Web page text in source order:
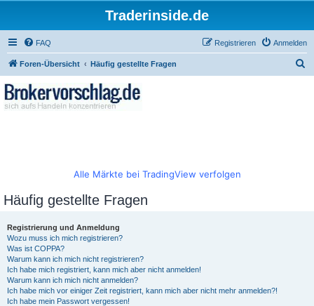
Traderinside.de
FAQ Anmelden
Registrieren
Foren-Übersicht Häufig gestellte Fragen
Alle Märkte bei TradingView verfolgen
Häufig gestellte Fragen
Registrierung und Anmeldung
Wozu muss ich mich registrieren?
Was ist COPPA?
Warum kann ich mich nicht registrieren?
Ich habe mich registriert, kann mich aber nicht anmelden!
Warum kann ich mich nicht anmelden?
Ich habe mich vor einiger Zeit registriert, kann mich aber nicht mehr anmelden?!
Ich habe mein Passwort vergessen!